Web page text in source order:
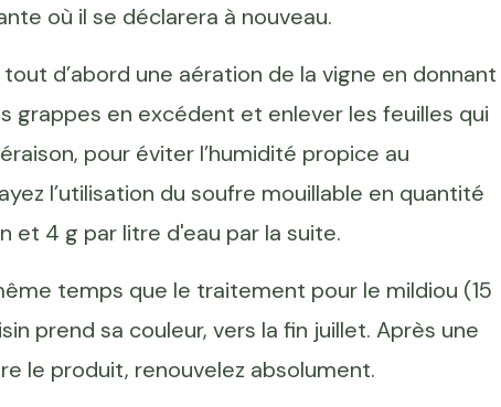
où il se déclarera à nouveau.
d’abord une aération de la vigne en donnant
grappes en excédent et enlever les feuilles qui
pour éviter l’humidité propice au
l’utilisation du soufre mouillable en quantité
et 4 g par litre d'eau par la suite.
temps que le traitement pour le mildiou (15
prend sa couleur, vers la fin juillet. Après une
le produit, renouvelez absolument.